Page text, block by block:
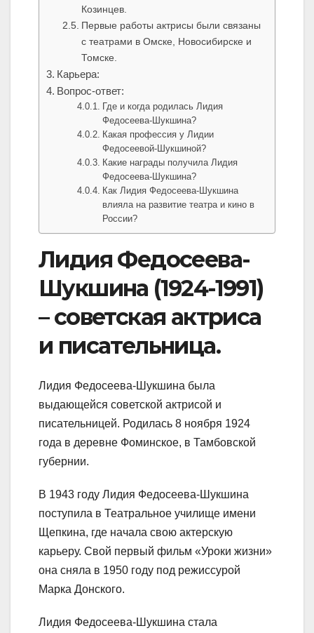
Козинцев.
Первые работы актрисы были связаны
с театрами в Омске, Новосибирске и
Томске.
Карьера:
Вопрос-ответ:
Где и когда родилась Лидия
Федосеева-Шукшина?
Какая профессия у Лидии
Федосеевой-Шукшиной?
Какие награды получила Лидия
Федосеева-Шукшина?
Как Лидия Федосеева-Шукшина
влияла на развитие театра и кино в
России?
Лидия Федосеева-
Шукшина (1924-1991)
– советская актриса
и писательница.
Лидия Федосеева-Шукшина была
выдающейся советской актрисой и
писательницей. Родилась 8 ноября 1924
года в деревне Фоминское, в Тамбовской
губернии.
В 1943 году Лидия Федосеева-Шукшина
поступила в Театральное училище имени
Щепкина, где начала свою актерскую
карьеру. Свой первый фильм «Уроки жизни»
она сняла в 1950 году под режиссурой
Марка Донского.
Лидия Федосеева-Шукшина стала